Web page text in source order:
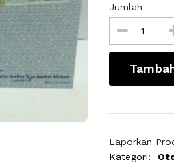
Jumlah
Laporkan
Kategori: